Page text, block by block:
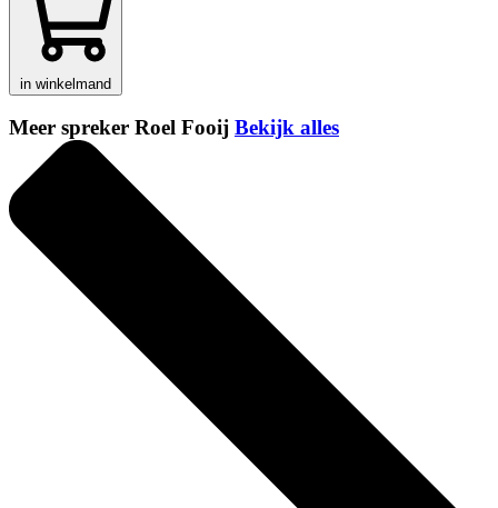
in winkelmand
Meer spreker Roel Fooij Bekijk alles